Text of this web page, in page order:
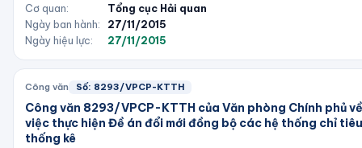
Cơ quan:
Tổng cục Hải quan
Ngày ban hành:
27/11/2015
Ngày hiệu lực:
27/11/2015
Công văn Số: 8293/VPCP-KTTH
Công văn 8293/VPCP-KTTH của Văn phòng Chính phủ về
việc thực hiện Đề án đổi mới đồng bộ các hệ thống chỉ tiêu
thống kê